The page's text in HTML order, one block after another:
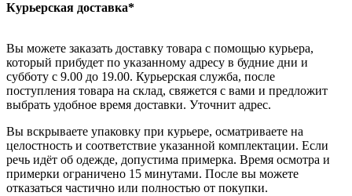
Курьерская доставка*
Вы можете заказать доставку товара с помощью курьера,
который прибудет по указанному адресу в будние дни и
субботу с 9.00 до 19.00. Курьерская служба, после
поступления товара на склад, свяжется с вами и предложит
выбрать удобное время доставки. Уточнит адрес.
Вы вскрываете упаковку при курьере, осматриваете на
целостность и соответствие указанной комплектации. Если
речь идёт об одежде, допустима примерка. Время осмотра и
примерки ограничено 15 минутами. После вы можете
отказаться частично или полностью от покупки.